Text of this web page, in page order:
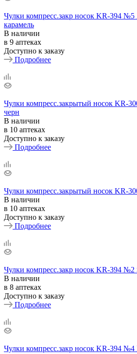
Чулки компресс.закр носок KR-394
карамель
В наличии
в 9 аптеках
Доступно к заказу
Подробнее
Чулки компресс.закрытый носок KR-
черн
В наличии
в 10 аптеках
Доступно к заказу
Подробнее
Чулки компресс.закрытый носок KR-
В наличии
в 10 аптеках
Доступно к заказу
Подробнее
Чулки компресс.закр носок KR-394 №2
В наличии
в 8 аптеках
Доступно к заказу
Подробнее
Чулки компресс.закр носок KR-394 №4